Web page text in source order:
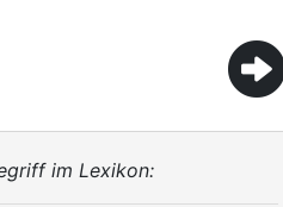
im Lexikon: